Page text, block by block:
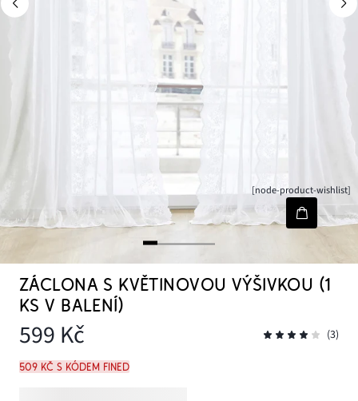
[node-product-wishlist]
ZÁCLONA S KVĚTINOVOU VÝŠIVKOU (1
KS V BALENÍ)
599 Kč (3)
509 Kč s kódem FINED